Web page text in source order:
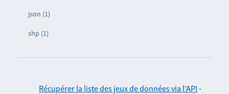
json (1)
shp (1)
Récupérer la liste des jeux de données via l'API -